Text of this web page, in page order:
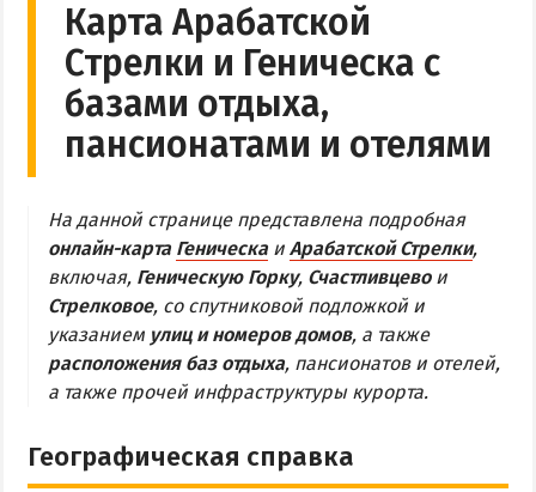
ГЕНИЧЕСК
Обзор Геническа
Все отели и пансионаты Геническа
Веб-камеры Геническа
ГЕНИЧЕСКАЯ ГОРКА
Обзор Генгорки
Все базы отдыха и отели Генгорки
Веб-камеры Генгорки
Карта Генгорки
ПРИОЗЕРНОЕ
СЧАСТЛИВЦЕВО
Карта Арабатской
Стрелки и Геническа с
базами отдыха,
пансионатами и отелями
На данной странице представлена подробная
онлайн-карта Геническа и Арабатской Стрелки,
включая, Геническую Горку, Счастливцевои
Стрелковое, со спутниковой подложкой и
указанием улиц и номеров домов, а также
расположения баз отдыха, пансионатов и отелей,
а также прочей инфраструктуры курорта.
Географическая справка